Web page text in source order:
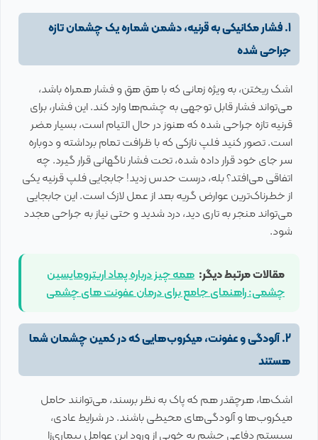
1. فشار مکانیکی به قرنیه، دشمن شماره یک چشمان تازه
جراحی شده
اشک ریختن، به ویژه زمانی که با هق هق و فشار همراه باشد،
می‌تواند فشار قابل توجهی به چشم‌ها وارد کند. این فشار، برای
قرنیه تازه جراحی شده که هنوز در حال التیام است، بسیار مضر
است. تصور کنید فلپ نازکی که با ظرافت تمام برداشته و دوباره
سر جای خود قرار داده شده، تحت فشار ناگهانی قرار گیرد. چه
اتفاقی می‌افتد؟ بله، درست حدس زدید! جابجایی فلپ قرنیه یکی
از خطرناک‌ترین عوارض گریه بعد از عمل لازک است. این جابجایی
می‌تواند منجر به تاری دید، درد شدید و حتی نیاز به جراحی مجدد
شود.
مقالات مرتبط دیگر: همه چیز درباره پماد اریترومایسین
چشمی: راهنمای جامع برای درمان عفونت های چشمی
2. آلودگی و عفونت، میکروب‌هایی که در کمین چشمان شما
هستند
اشک‌ها، هرچقدر هم که پاک به نظر برسند، می‌توانند حامل
میکروب‌ها و آلودگی‌های محیطی باشند. در شرایط عادی،
سیستم دفاعی چشم به خوبی از ورود این عوامل بیماری‌زا